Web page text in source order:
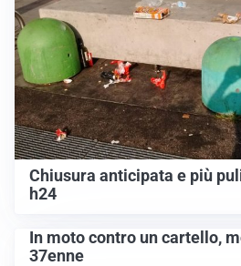
Chiusura anticipata e più
h24
In moto contro un cartello,
37enne